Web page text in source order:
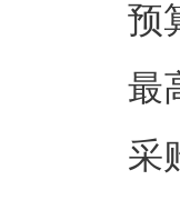
预
最
采